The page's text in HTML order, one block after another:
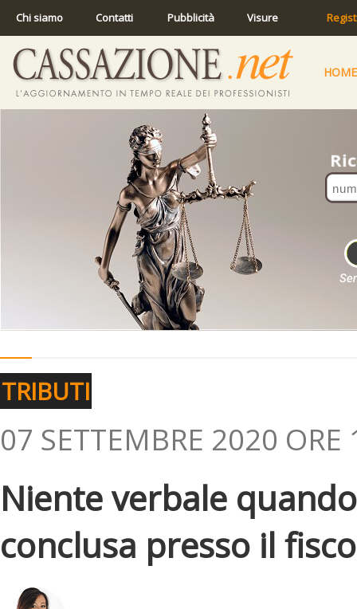
Chi siamo Contatti Pubblicità Visure
HOME
TRIBUTI
07 SETTEMBRE 2020 ORE
Niente verbale
conclusa presso il fisco